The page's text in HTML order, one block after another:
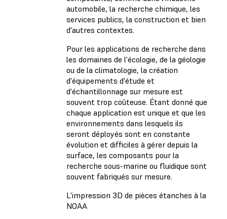
automobile, la recherche chimique, les
services publics, la construction et bien
d'autres contextes.
Pour les applications de recherche dans
les domaines de l'écologie, de la géologie
ou de la climatologie, la création
d'équipements d'étude et
d'échantillonnage sur mesure est
souvent trop coûteuse. Étant donné que
chaque application est unique et que les
environnements dans lesquels ils
seront déployés sont en constante
évolution et difficiles à gérer depuis la
surface, les composants pour la
recherche sous-marine ou fluidique sont
souvent fabriqués sur mesure.
L'impression 3D de pièces étanches à la
NOAA